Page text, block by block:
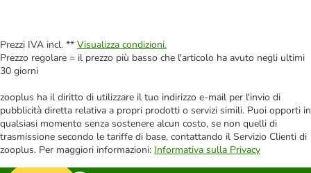
Prezzi IVA incl. ** Visualizza condizioni.
Prezzo regolare = il prezzo più basso che l'articolo ha avuto negli ultimi
30 giorni
zooplus ha il diritto di utilizzare il tuo indirizzo e-mail per l'invio di
pubblicità diretta relativa a propri prodotti o servizi simili. Puoi opporti in
qualsiasi momento senza sostenere alcun costo, se non quelli di
trasmissione secondo le tariffe di base, contattando il Servizio Clienti di
zooplus. Per maggiori informazioni: Informativa sulla Privacy